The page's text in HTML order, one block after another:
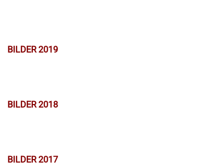
BILDER 2019
BILDER 2018
BILDER 2017